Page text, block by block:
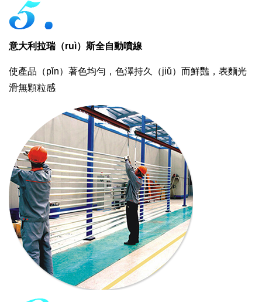
意大利拉瑞（ruì）斯全自動噴線
使產品（pǐn）著色均勻，色澤持久（jiǔ）而鮮豔，表麵光
滑無顆粒感